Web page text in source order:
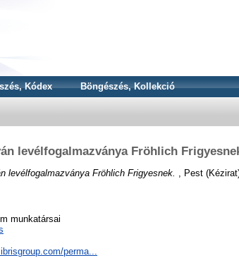
Kódex Böngészés, Kollekció
levélfogalmazványa Fröhlich
levélfogalmazványa Fröhlich Frigyesnek. , Pest
munkatársai
perma...